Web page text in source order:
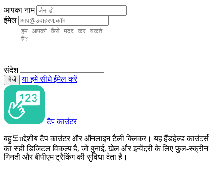
आपका नाम
ईमेल
संदेश
भेजें या हमें सीधे ईमेल करें
टैप काउंटर
बहु목uद्देशीय टैप काउंटर और ऑनलाइन टैली क्लिकर। यह हैंडहेल्ड काउंटर्स
का सही डिजिटल विकल्प है, जो बुनाई, खेल और इन्वेंट्री के लिए फुल-स्क्रीन
गिनती और बीपीएम ट्रैकिंग की सुविधा देता है।